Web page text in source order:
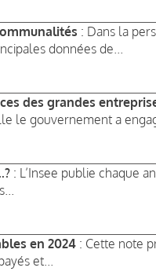
: Dans la
données de...
des grandes
le gouvernement a
: L’Insee publie chaque
en 2024 : Cette note
et...